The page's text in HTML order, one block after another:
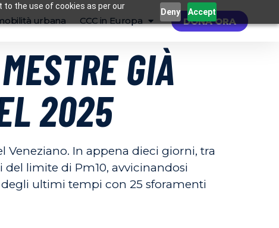
to the use of cookies as per our
Deny Accept
urbana CCC in Europa DONA ORA
GIÀ
2025
Veneziano. In appena dieci giorni, tra
del limite di Pm10, avvicinandosi
ultimi tempi con 25 sforamenti